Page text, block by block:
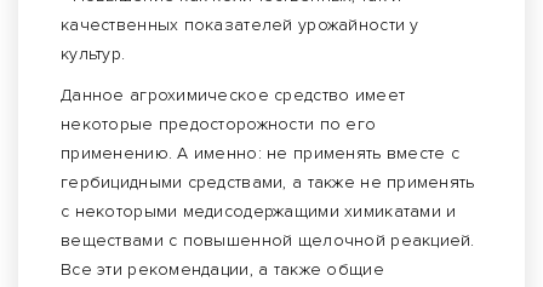
качественных показателей урожайности у
культур.
Данное агрохимическое средство имеет
некоторые предосторожности по его
применению. А именно: не применять вместе с
гербицидными средствами, а также не применять
с некоторыми медисодержащими химикатами и
веществами с повышенной щелочной реакцией.
Все эти рекомендации, а также общие